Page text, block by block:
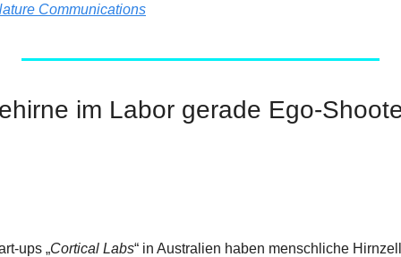
Communications
im Labor gerade Ego-
ups „Cortical Labs“ in Australien haben menschliche